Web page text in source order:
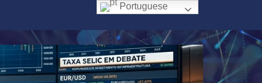
Portuguese